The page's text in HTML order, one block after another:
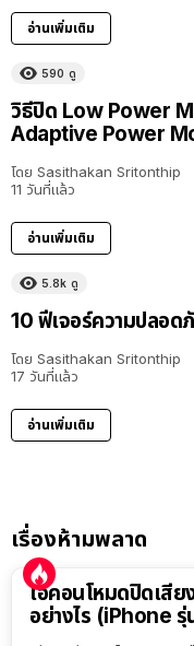
อ่านเพิ่มเติม
590 ดู
วิธีปิด Low Power
Adaptive Power
โดย Sasithakan Sritonthip
11 วันที่แล้ว
อ่านเพิ่มเติม
5.8k ดู
10 ฟีเจอร์ความปลอด
โดย Sasithakan Sritonthip
17 วันที่แล้ว
อ่านเพิ่มเติม
เรื่องห้ามพลาด
ไอคอนโหมดปิดเสีย
อย่างไร (iPhone